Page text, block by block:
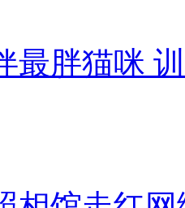
最胖猫咪